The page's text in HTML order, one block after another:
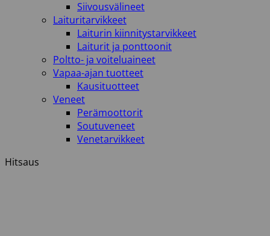
Siivousvälineet
Laituritarvikkeet
Laiturin kiinnitystarvikkeet
Laiturit ja ponttoonit
Poltto- ja voiteluaineet
Vapaa-ajan tuotteet
Kausituotteet
Veneet
Perämoottorit
Soutuveneet
Venetarvikkeet
Hitsaus